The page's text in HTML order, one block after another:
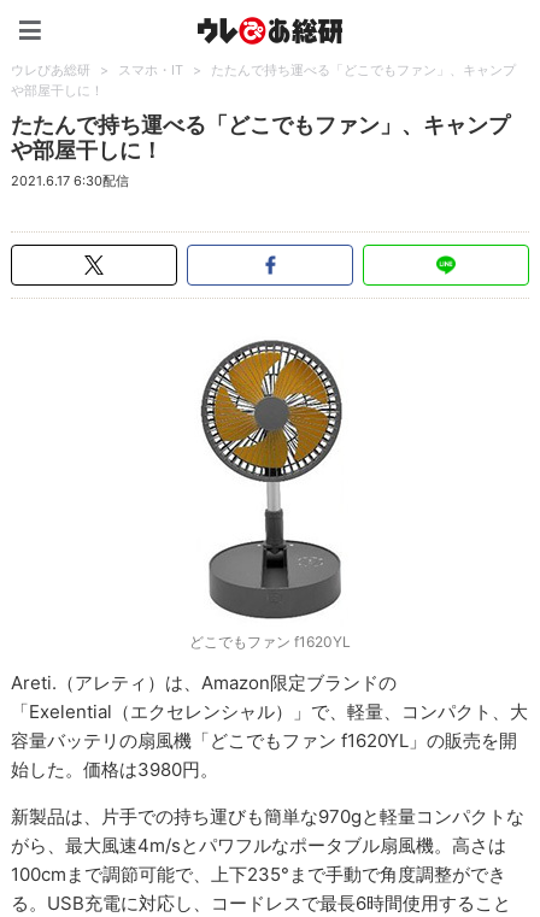
ウレぴあ総研 > スマホ・IT >
たたんで持ち運べる「どこでもファン」、キャンプ
や部屋干しに！
たたんで持ち運べる「どこでもファン」、キャンプ
や部屋干しに！
2021.6.17 6:30配信
どこでもファン f1620YL
Areti.（アレティ）は、Amazon限定ブランドの
「Exelential（エクセレンシャル）」で、軽量、コンパクト、大
容量バッテリの扇風機「どこでもファン f1620YL」の販売を開
始した。価格は3980円。
新製品は、片手での持ち運びも簡単な970gと軽量コンパクトな
がら、最大風速4m/sとパワフルなポータブル扇風機。高さは
100cmまで調節可能で、上下235°まで手動で角度調整ができ
る。USB充電に対応し、コードレスで最長6時間使用すること